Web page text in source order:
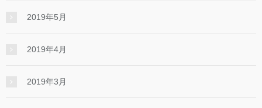
2019年5月
2019年4月
2019年3月